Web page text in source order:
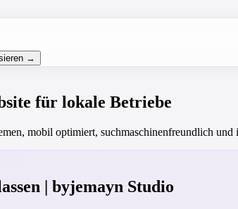
→
für lokale Betriebe
mobil optimiert, suchmaschinenfreundlich und
| byjemayn Studio